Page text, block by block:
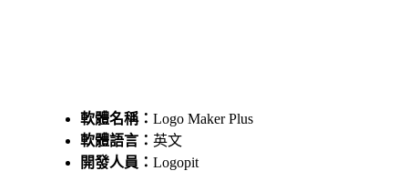
軟體名稱： Logo Maker Plus
軟體語言： 英文
開發人員： Logopit